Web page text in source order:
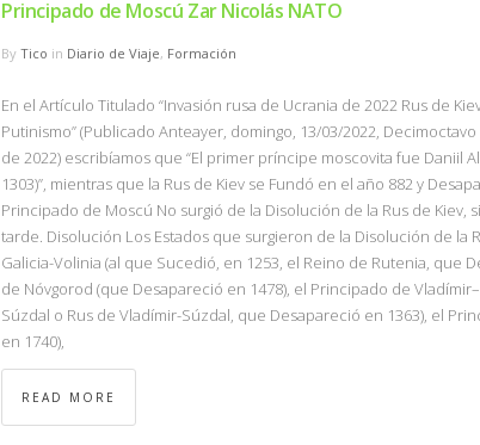
Principado de Moscú Zar Nicolás NATO
By Tico in Diario de Viaje, Formación
En el Artículo Titulado “Invasión rusa de Ucrania de 2022 Rus de
Putinismo” (Publicado Anteayer, domingo, 13/03/2022,
de 2022) escribíamos que “El primer príncipe moscovita fue Daniil
1303)”, mientras que la Rus de Kiev se Fundó en el año 882 y
Principado de Moscú No surgió de la Disolución de la Rus de Kiev,
tarde. Disolución Los Estados que surgieron de la Disolución de la
Galicia-Volinia (al que Sucedió, en 1253, el Reino de Rutenia, que
de Nóvgorod (que Desapareció en 1478), el Principado de
Súzdal o Rus de Vladímir-Súzdal, que Desapareció en 1363), el
en 1740),
READ MORE